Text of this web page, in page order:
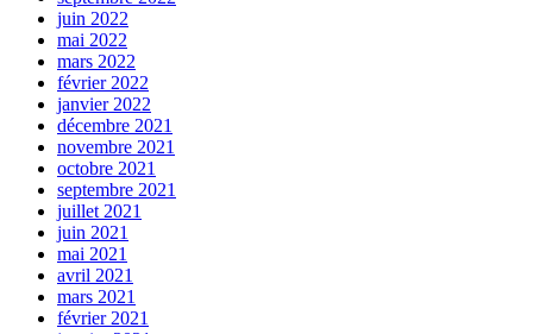
juin 2022
mai 2022
mars 2022
février 2022
janvier 2022
décembre 2021
novembre 2021
octobre 2021
septembre 2021
juillet 2021
juin 2021
mai 2021
avril 2021
mars 2021
février 2021